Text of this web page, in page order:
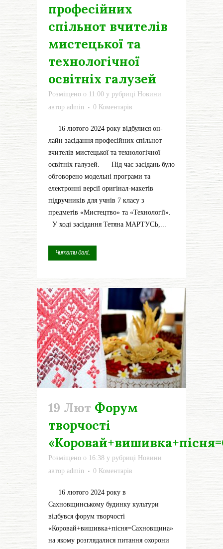
професійних
спільнот вчителів
мистецької та
технологічної
освітніх галузей
Розміщено о 11:00 у рубриці Новини
автор admin 0 Коментарів
16 лютого 2024 року відбулися он-
лайн засідання професійних спільнот
вчителів мистецької та технологічної
освітніх галузей. Під час засідань було
обговорено модельні програми та
електронні версії оригінал-макетів
підручників для учнів 7 класу з
предметів «Мистецтво» та «Технології».
У ході засідання Тетяна МАРТУСЬ,...
Читати далі...
19 Лют Форум
творчості
Розміщено о 16:38 у рубриці Новини
автор admin 0 Коментарів
16 лютого 2024 року в
Сахновщинському будинку культури
відбувся форум творчості
«Коровай+вишивка+пісня=Сахновщина»
на якому розглядалися питання охорони